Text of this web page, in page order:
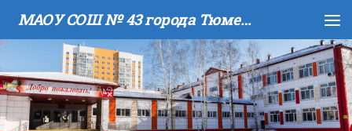
Skip to content МАОУ COШ № 43 города Тюмени имени В.И. Муравленко